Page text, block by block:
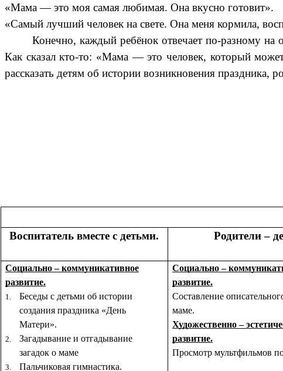
«Мама — это моя самая любимая. Она вкусно готовит».
«Самый лучший человек на свете. Она меня кормила,
Конечно, каждый ребёнок отвечает по-разному
Как сказал кто-то: «Мама — это человек, который
рассказать детям об истории возникновения
Воспитатель вместе с детьми.
Родители –
Социально – коммуникативное
развитие.
Беседы с детьми об истории
создания праздника «День
Матери».
Загадывание и отгадывание
загадок о маме
Пальчиковая гимнастика.
Социально –
развитие.
Составление
маме.
Художественно –
развитие.
Просмотр мультфильмов